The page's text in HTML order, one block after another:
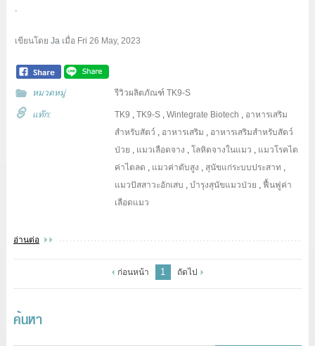
เขียนโดย Jaเมื่อ Fri 26 May, 2023
หมวดหมู่ รีวิวผลิตภัณฑ์ TK9-S
แท๊ก: TK9 ,TK9-S ,Wintegrate Biotech , อาหารเสริม
สำหรับสัตว์ , อาหารเสริม , อาหารเสริมสำหรับสัตว์
ป่วย , แมวเลือดจาง ,โลหิตจางในแมว , แมวโรคไต
ค่าไตลด , แมวค่าตับสูง , สุนัขแก่ระบบประสาท ,
แมวปัสสาวะอักเสบ ,บำรุงสุนัขแมวป่วย ,ฟื้นฟูค่า
เลือดแมว
อ่านต่อ
ก่อนหน้า 1 ถัดไป
ค้นหา